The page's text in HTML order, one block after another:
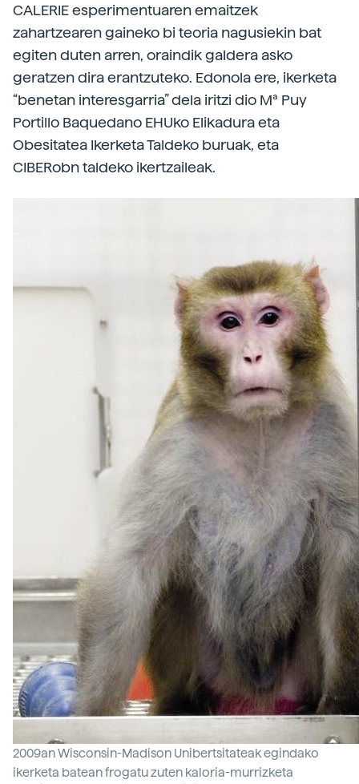
CALERIE esperimentuaren emaitzek
zahartzearen gaineko bi teoria nagusiekin bat
egiten duten arren, oraindik galdera asko
geratzen dira erantzuteko. Edonola ere, ikerketa
“benetan interesgarria” dela iritzi dio Mª Puy
Portillo Baquedano EHUko Elikadura eta
Obesitatea Ikerketa Taldeko buruak, eta
CIBERobn taldeko ikertzaileak.
2009an Wisconsin-Madison Unibertsitateak egindako
ikerketa batean frogatu zuten kaloria-murrizketa